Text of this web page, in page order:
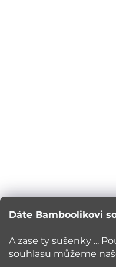
Dáte Bamboolikovi
A zase ty sušenky ...
souhlasu můžeme